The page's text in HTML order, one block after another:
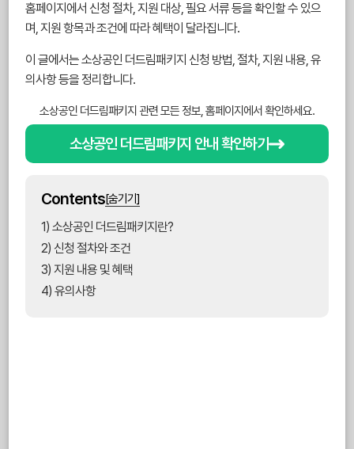
홈페이지에서 신청 절차, 지원 대상, 필요 서류 등을 확인할 수 있으
며, 지원 항목과 조건에 따라 혜택이 달라집니다.
이 글에서는 소상공인 더드림패키지 신청 방법, 절차, 지원 내용, 유
의사항 등을 정리합니다.
소상공인 더드림패키지 관련 모든 정보, 홈페이지에서 확인하세요.
소상공인 더드림패키지 안내 확인하기
Contents[숨기기]
1) 소상공인 더드림패키지란?
2) 신청 절차와 조건
3) 지원 내용 및 혜택
4) 유의사항